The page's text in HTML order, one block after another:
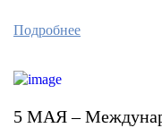
Подробнее
5 МАЯ –